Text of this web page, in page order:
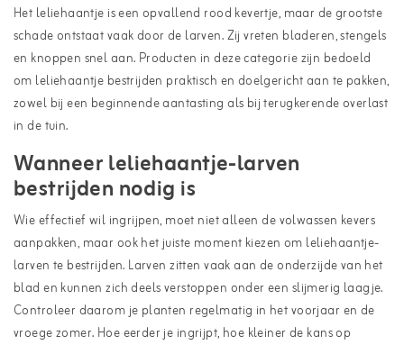
Het leliehaantje is een opvallend rood kevertje, maar de grootste
schade ontstaat vaak door de larven. Zij vreten bladeren, stengels
en knoppen snel aan. Producten in deze categorie zijn bedoeld
om leliehaantje bestrijden praktisch en doelgericht aan te pakken,
zowel bij een beginnende aantasting als bij terugkerende overlast
in de tuin.
Wanneer leliehaantje-larven
bestrijden nodig is
Wie effectief wil ingrijpen, moet niet alleen de volwassen kevers
aanpakken, maar ook het juiste moment kiezen om leliehaantje-
larven te bestrijden. Larven zitten vaak aan de onderzijde van het
blad en kunnen zich deels verstoppen onder een slijmerig laagje.
Controleer daarom je planten regelmatig in het voorjaar en de
vroege zomer. Hoe eerder je ingrijpt, hoe kleiner de kans op